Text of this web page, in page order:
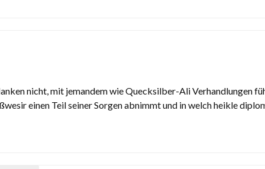
nicht, mit jemandem wie Quecksilber-Ali Verhandlungen
einen Teil seiner Sorgen abnimmt und in welch heikle